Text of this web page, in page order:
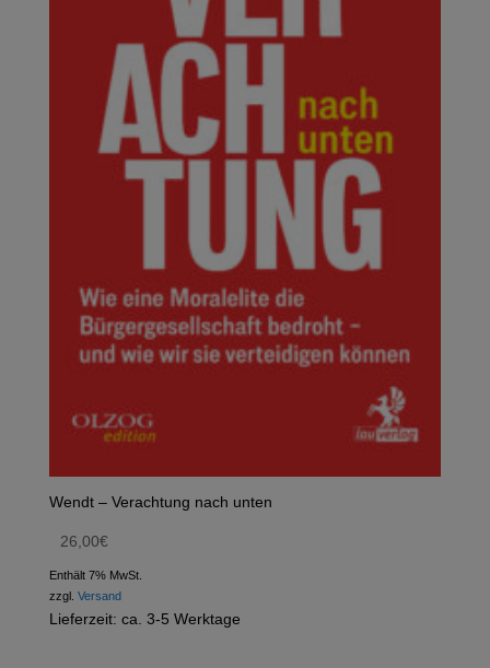
Wendt – Verachtung nach unten
26,00€
Enthält 7% MwSt.
zzgl. Versand
Lieferzeit: ca. 3-5 Werktage